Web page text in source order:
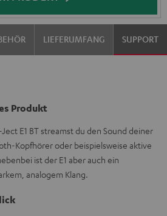
LIEFERUMFANG SUPPORT
Produkt
E1 BT streamst du den Sound deiner
Kopfhörer oder beispielsweise aktive
ist der E1 aber auch ein
analogem Klang.